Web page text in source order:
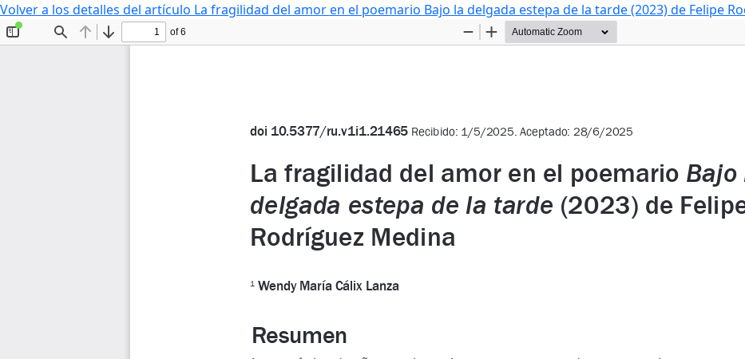
Volver a los detalles del artículo La fragilidad del amor en el poemario Bajo la delgada estepa de la tarde (2023) de Felipe